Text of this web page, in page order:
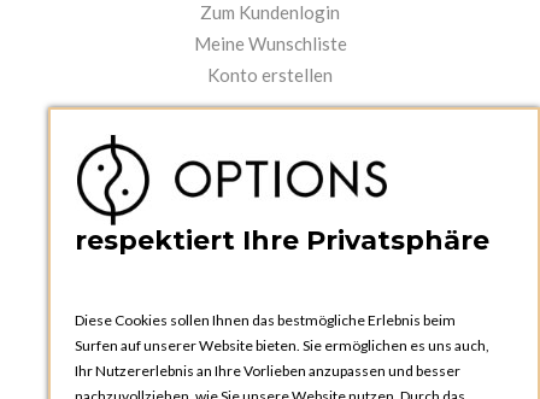
Zum Kundenlogin
Meine Wunschliste
Konto erstellen
Kataloge und Bestellschein
Bedienungsanleitungen
respektiert Ihre Privatsphäre
Diese Cookies sollen Ihnen das bestmögliche Erlebnis beim
Surfen auf unserer Website bieten. Sie ermöglichen es uns auch,
Ihr Nutzererlebnis an Ihre Vorlieben anzupassen und besser